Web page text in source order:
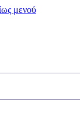
μενού